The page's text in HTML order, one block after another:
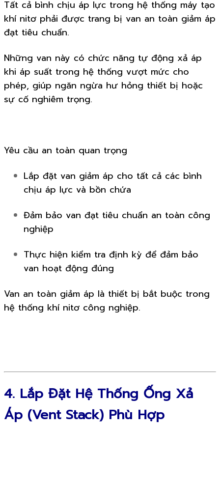
Tất cả bình chịu áp lực trong hệ thống máy tạo
khí nitơ phải được trang bị van an toàn giảm áp
đạt tiêu chuẩn.
Những van này có chức năng tự động xả áp
khi áp suất trong hệ thống vượt mức cho
phép, giúp ngăn ngừa hư hỏng thiết bị hoặc
sự cố nghiêm trọng.
Yêu cầu an toàn quan trọng
Lắp đặt van giảm áp cho tất cả các bình
chịu áp lực và bồn chứa
Đảm bảo van đạt tiêu chuẩn an toàn công
nghiệp
Thực hiện kiểm tra định kỳ để đảm bảo
van hoạt động đúng
Van an toàn giảm áp là thiết bị bắt buộc trong
hệ thống khí nitơ công nghiệp.
4. Lắp Đặt Hệ Thống Ống Xả
Áp (Vent Stack) Phù Hợp